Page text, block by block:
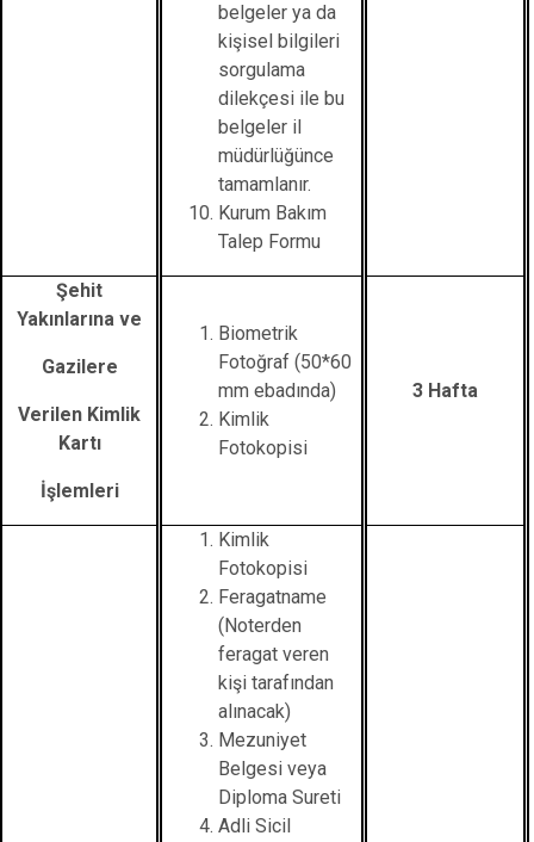
belgeler ya da
kişisel bilgileri
sorgulama
dilekçesi ile bu
belgeler il
müdürlüğünce
tamamlanır.
Kurum Bakım
Talep Formu
Şehit
Yakınlarına ve
Gazilere
Verilen Kimlik
Kartı
İşlemleri
Biometrik
Fotoğraf (50*60
mm ebadında)
Kimlik
Fotokopisi
3 Hafta
Kimlik
Fotokopisi
Feragatname
(Noterden
feragat veren
kişi tarafından
alınacak)
Mezuniyet
Belgesi veya
Diploma Sureti
Adli Sicil